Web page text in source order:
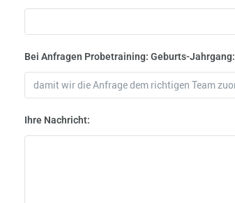
Bei Anfragen Probetraining: Geburts-Jahrgang:
Ihre Nachricht: